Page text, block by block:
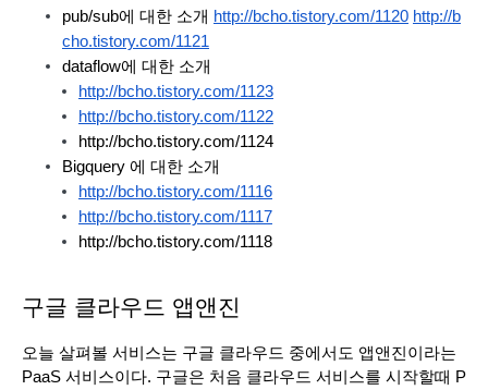
pub/sub에 대한 소개 http://bcho.tistory.com/1120 http://b
cho.tistory.com/1121
dataflow에 대한 소개
http://bcho.tistory.com/1123
http://bcho.tistory.com/1122
http://bcho.tistory.com/1124
Bigquery 에 대한 소개
http://bcho.tistory.com/1116
http://bcho.tistory.com/1117
http://bcho.tistory.com/1118
구글 클라우드 앱앤진
오늘 살펴볼 서비스는 구글 클라우드 중에서도 앱앤진이라는
PaaS 서비스이다. 구글은 처음 클라우드 서비스를 시작할때 P